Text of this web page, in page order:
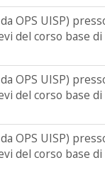
OPS UISP)
del corso base
OPS UISP)
del corso base
OPS UISP)
del corso base